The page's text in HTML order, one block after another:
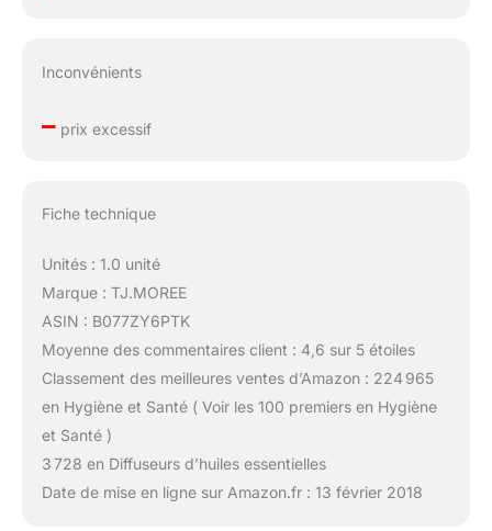
Inconvénients
–prix excessif
Fiche technique
Unités : 1.0 unité
Marque : TJ.MOREE
ASIN : B077ZY6PTK
Moyenne des commentaires client : 4,6 sur 5 étoiles
Classement des meilleures ventes d’Amazon : 224 965
en Hygiène et Santé ( Voir les 100 premiers en Hygiène
et Santé )
3 728 en Diffuseurs d’huiles essentielles
Date de mise en ligne sur Amazon.fr : 13 février 2018